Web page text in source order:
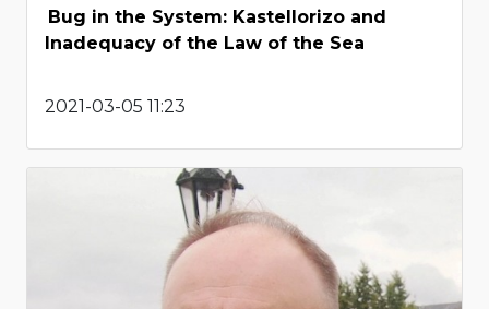
Bug in the System: Kastellorizo and
Inadequacy of the Law of the Sea
2021-03-05 11:23